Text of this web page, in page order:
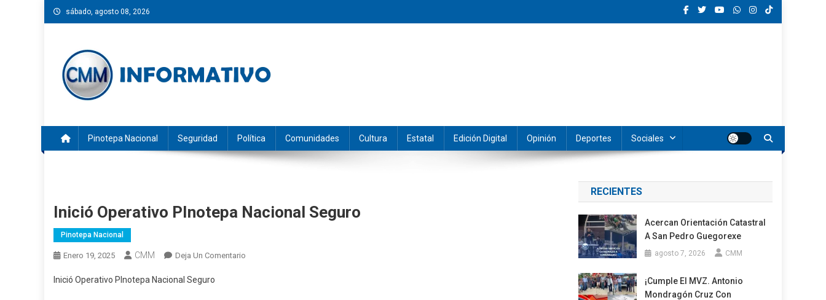
Saltar
al
sábado, agosto 08, 2026
Pinotepa Nacional Seguridad Política Comunidades Cultura Estatal Edición Digital Opinión Deportes Sociales
Inició Operativo PInotepa Nacional Seguro
Pinotepa Nacional
Enero 19, 2025 CMM Deja Un Comentario
Inició Operativo PInotepa Nacional Seguro
RECIENTES
Acercan Orientación Catastral
A San Pedro Guegorexe
agosto 7, 2026 CMM
¡Cumple El MVZ. Antonio
Mondragón Cruz Con